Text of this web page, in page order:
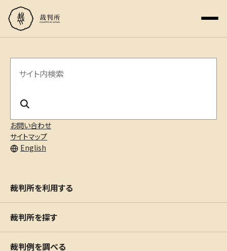
お問い合わせ
サイトマップ
English
サ
内
検
裁判所を利用する
裁判所を探す
裁判例を調べる